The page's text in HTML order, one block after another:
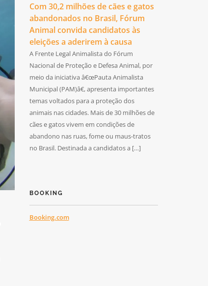
Com 30,2 milhões de cães e gatos
abandonados no Brasil, Fórum
Animal convida candidatos às
eleições a aderirem à causa
A Frente Legal Animalista do Fórum
Nacional de Proteção e Defesa Animal, por
meio da iniciativa â€œPauta Animalista
Municipal (PAM)â€, apresenta importantes
temas voltados para a proteção dos
animais nas cidades. Mais de 30 milhões de
cães e gatos vivem em condições de
abandono nas ruas, fome ou maus-tratos
no Brasil. Destinada a candidatos a […]
BOOKING
Booking.com